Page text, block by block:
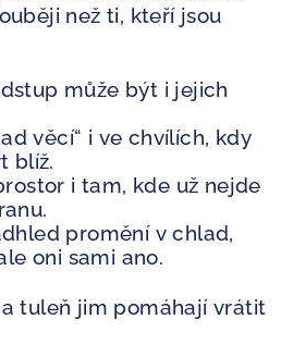
než ti, kteří jsou
může být i jejich
věcí“ i ve chvílích, kdy
blíž.
i tam, kde už nejde
promění v chlad,
oni sami ano.
tuleň jim pomáhají vrátit